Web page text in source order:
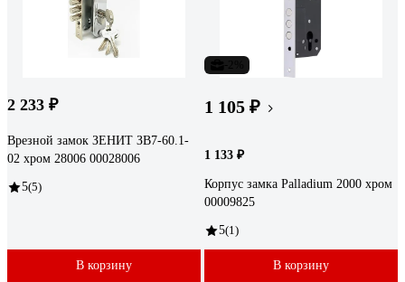
2 233 ₽
Врезной замок ЗЕНИТ ЗВ7-60.1-
02 хром 28006 00028006
5(5)
В корзину
1 105 ₽
1 133 ₽
Корпус замка Palladium 2000 хром
00009825
5(1)
В корзину